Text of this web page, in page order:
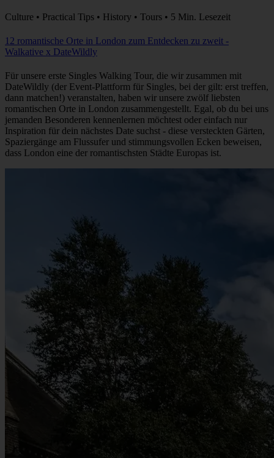
Culture • Practical Tips • History • Tours • 5 Min. Lesezeit
12 romantische Orte in London zum Entdecken zu zweit -
Walkative x DateWildly
Für unsere erste Singles Walking Tour, die wir zusammen mit
DateWildly (der Event-Plattform für Singles, bei der gilt: erst treffen,
dann matchen!) veranstalten, haben wir unsere zwölf liebsten
romantischen Orte in London zusammengestellt. Egal, ob du bei uns
jemanden Besonderen kennenlernen möchtest oder einfach nur
Inspiration für dein nächstes Date suchst - diese versteckten Gärten,
Spaziergänge am Flussufer und stimmungsvollen Ecken beweisen,
dass London eine der romantischsten Städte Europas ist.